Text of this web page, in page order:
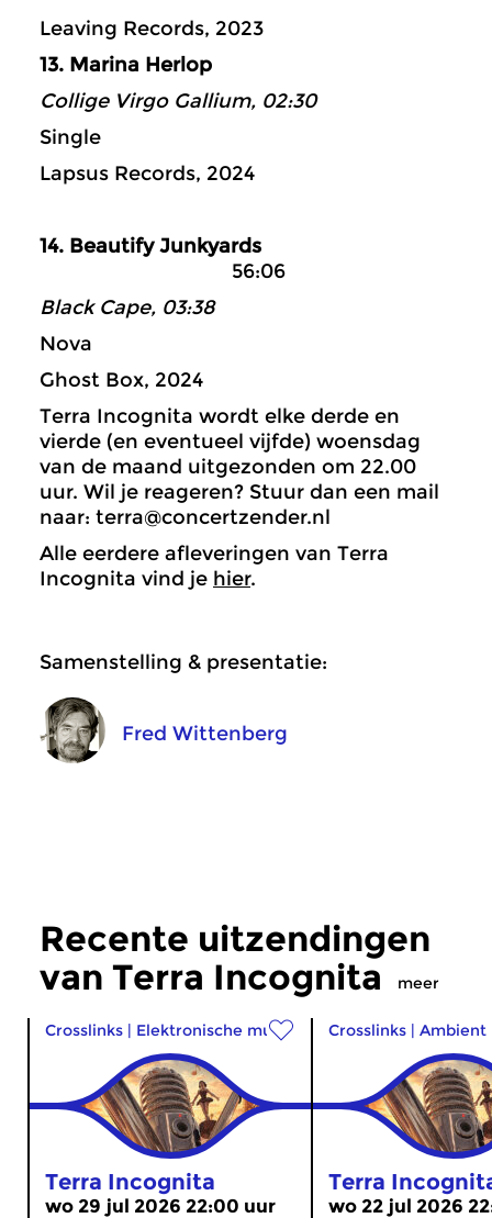
Leaving Records, 2023
13. Marina Herlop
Collige Virgo Gallium, 02:30
Single
Lapsus Records, 2024
14. Beautify Junkyards
56:06
Black Cape, 03:38
Nova
Ghost Box, 2024
Terra Incognita wordt elke derde en
vierde (en eventueel vijfde) woensdag
van de maand uitgezonden om 22.00
uur. Wil je reageren? Stuur dan een mail
naar: terra@concertzender.nl
Alle eerdere afleveringen van Terra
Incognita vind je hier.
Samenstelling & presentatie:
Fred Wittenberg
Recente uitzendingen
van Terra Incognita
meer
Crosslinks | Elektronische muziek
Terra Incognita
wo 29 jul 2026 22:00 uur
Crosslinks | Ambient
Terra
wo 22 jul 2026